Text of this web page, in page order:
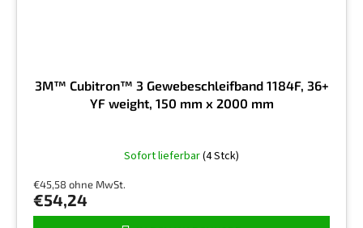
3M™ Cubitron™ 3 Gewebeschleifband 1184F, 36+
YF weight, 150 mm x 2000 mm
Sofort lieferbar(4 Stck)
€45,58 ohne MwSt.
€54,24